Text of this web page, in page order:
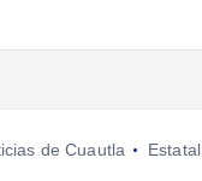
de Cuautla Estatal